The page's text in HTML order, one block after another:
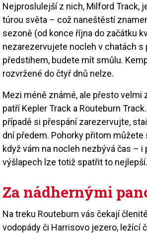
Nejproslulejší z nich, Milford Track,
túrou světa – což naneštěstí
sezoně (od konce října do začátku
nezarezervujete nocleh v chatách s
předstihem, budete mít smůlu.
rozvržené do čtyř dnů nelze.
Mezi méně známé, ale přesto velmi
patří Kepler Track a Routeburn
případě si přespání zarezervujte,
dní předem. Pohorky přitom můžete
když vám na nocleh nezbývá čas – i
výšlapech lze totiž spatřit to nejlepší.
Za nádhernými
Na treku Routeburn vás čekají
vodopády či Harrisovo jezero, ležící